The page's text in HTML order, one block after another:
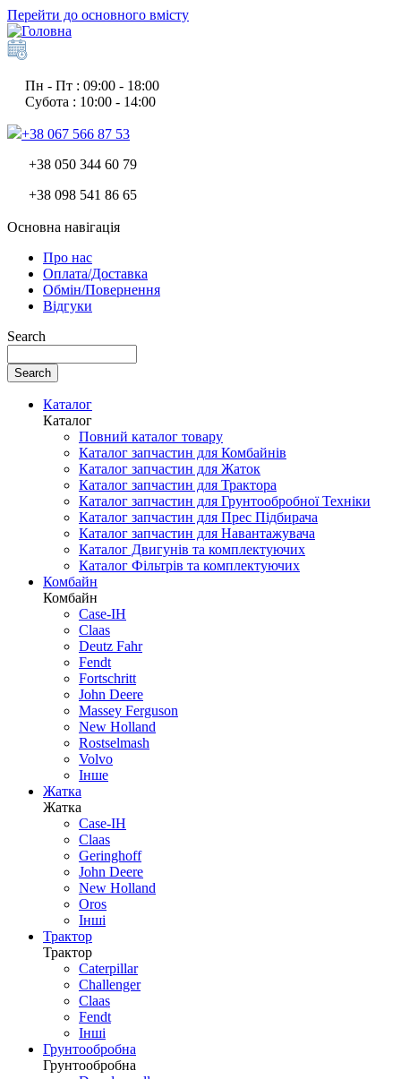
Перейти до основного вмісту
Пн - Пт : 09:00 - 18:00
Субота : 10:00 - 14:00
+38 067 566 87 53
+38 050 344 60 79
+38 098 541 86 65
Основна навігація
Про нас
Оплата/Доставка
Обмін/Повернення
Відгуки
Search
Search
Каталог
Каталог
Повний каталог товару
Каталог запчастин для Комбайнів
Каталог запчастин для Жаток
Каталог запчастин для Трактора
Каталог запчастин для Грунтообробної Техніки
Каталог запчастин для Прес Підбирача
Каталог запчастин для Навантажувача
Каталог Двигунів та комплектуючих
Каталог Фільтрів та комплектуючих
Комбайн
Комбайн
Case-IH
Claas
Deutz Fahr
Fendt
Fortschritt
John Deere
Massey Ferguson
New Holland
Rostselmash
Volvo
Інше
Жатка
Жатка
Case-IH
Claas
Geringhoff
John Deere
New Holland
Oros
Інші
Трактор
Трактор
Caterpillar
Challenger
Claas
Fendt
Інші
Грунтообробна
Грунтообробна